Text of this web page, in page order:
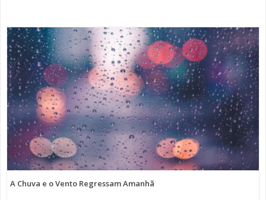
A Chuva e o Vento Regressam Amanhã